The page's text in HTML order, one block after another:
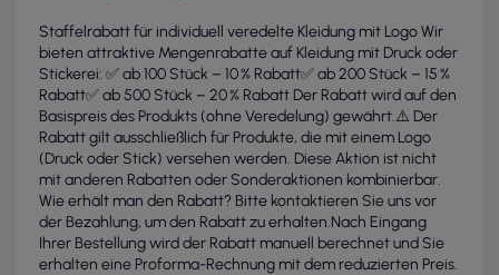
Staffelrabatt für individuell veredelte Kleidung mit Logo Wir
bieten attraktive Mengenrabatte auf Kleidung mit Druck oder
Stickerei: ✅ ab 100 Stück – 10 % Rabatt✅ ab 200 Stück – 15 %
Rabatt✅ ab 500 Stück – 20 % Rabatt Der Rabatt wird auf den
Basispreis des Produkts (ohne Veredelung) gewährt.⚠️ Der
Rabatt gilt ausschließlich für Produkte, die mit einem Logo
(Druck oder Stick) versehen werden. Diese Aktion ist nicht
mit anderen Rabatten oder Sonderaktionen kombinierbar.
Wie erhält man den Rabatt? Bitte kontaktieren Sie uns vor
der Bezahlung, um den Rabatt zu erhalten.Nach Eingang
Ihrer Bestellung wird der Rabatt manuell berechnet und Sie
erhalten eine Proforma-Rechnung mit dem reduzierten Preis.